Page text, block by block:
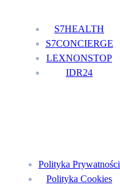
S7HEALTH
S7CONCIERGE
LEXNONSTOP
IDR24
Polityka Prywatności
Polityka Cookies